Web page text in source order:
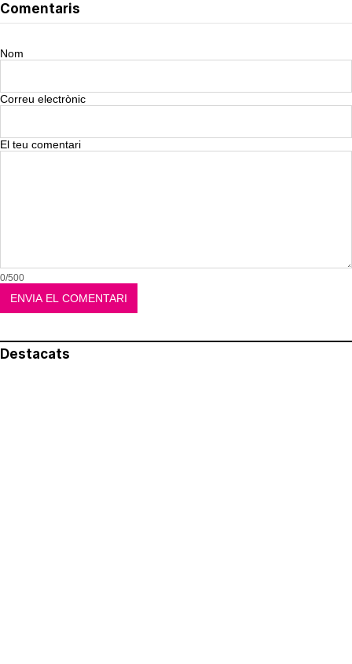
Comentaris
Nom
Correu electrònic
El teu comentari
0/500
Destacats